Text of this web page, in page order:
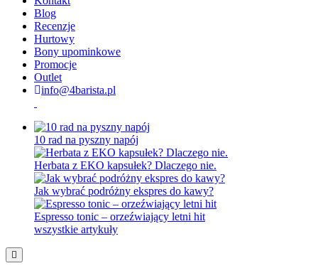
Blog
Recenzje
Hurtowy
Bony upominkowe
Promocje
Outlet
info@4barista.pl
10 rad na pyszny napój
Herbata z EKO kapsułek? Dlaczego nie.
Jak wybrać podróżny ekspres do kawy?
Espresso tonic – orzeźwiający letni hit
wszystkie artykuły